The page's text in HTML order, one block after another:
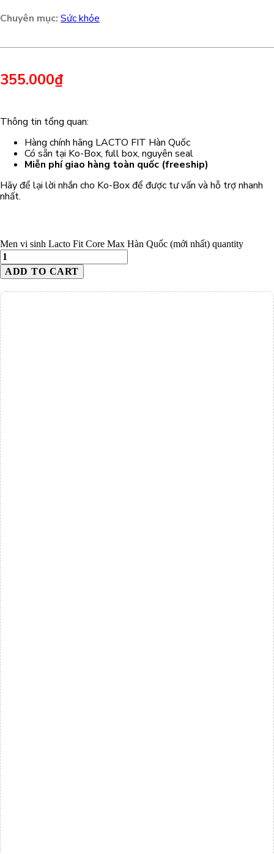
Chuyên mục: Sức khỏe
355.000₫
Thông tin tổng quan:
Hàng chính hãng LACTO FIT Hàn Quốc
Có sẵn tại Ko-Box, full box, nguyên seal
Miễn phí giao hàng toàn quốc (freeship)
Hãy để lại lời nhắn cho Ko-Box để được tư vấn và hỗ trợ nhanh
nhất.
Men vi sinh Lacto Fit Core Max Hàn Quốc (mới nhất) quantity
ADD TO CART